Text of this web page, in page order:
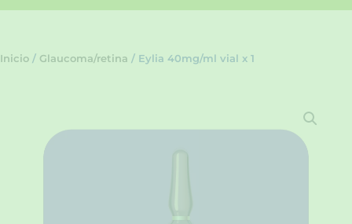
Inicio / Glaucoma/retina / Eylia 40mg/ml vial x 1